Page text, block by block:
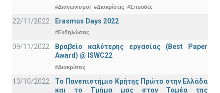
#Διαγωνισμοί #Διακρίσεις #Σπουδές
22/11/2022 Erasmus Days 2022
#Εκδηλώσεις
09/11/2022
Βραβείο καλύτερης εργασίας (Best Paper
Award) @ ISWC22
#Διακρίσεις
13/10/2022
Το Πανεπιστήμιο Κρήτης Πρώτο στην Ελλάδα
και το Τμήμα μας στον Τομέα της